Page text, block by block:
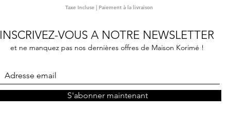
Taxe Incluse| Paiement à la livraison
INSCRIVEZ-VOUS A NOTRE NEWSLETTER
et ne manquez pas nos dernières offres de Maison Korimé !
S'abonner maintenant